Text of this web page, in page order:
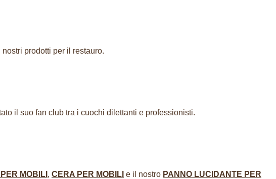
prodotti per il restauro.
il suo fan club tra i cuochi dilettanti e professionisti.
MOBILI , CERA PER MOBILI e il nostro PANNO LUCIDANTE PER